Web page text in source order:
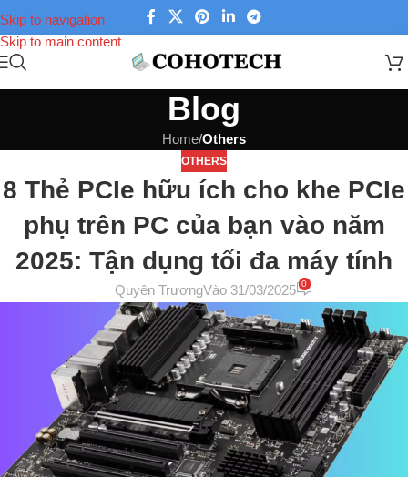
Skip to navigation
Skip to main content
Blog
Home/Others
OTHERS
8 Thẻ PCIe hữu ích cho khe PCIe
phụ trên PC của bạn vào năm
2025: Tận dụng tối đa máy tính
Quyên TrươngVào 31/03/2025 0